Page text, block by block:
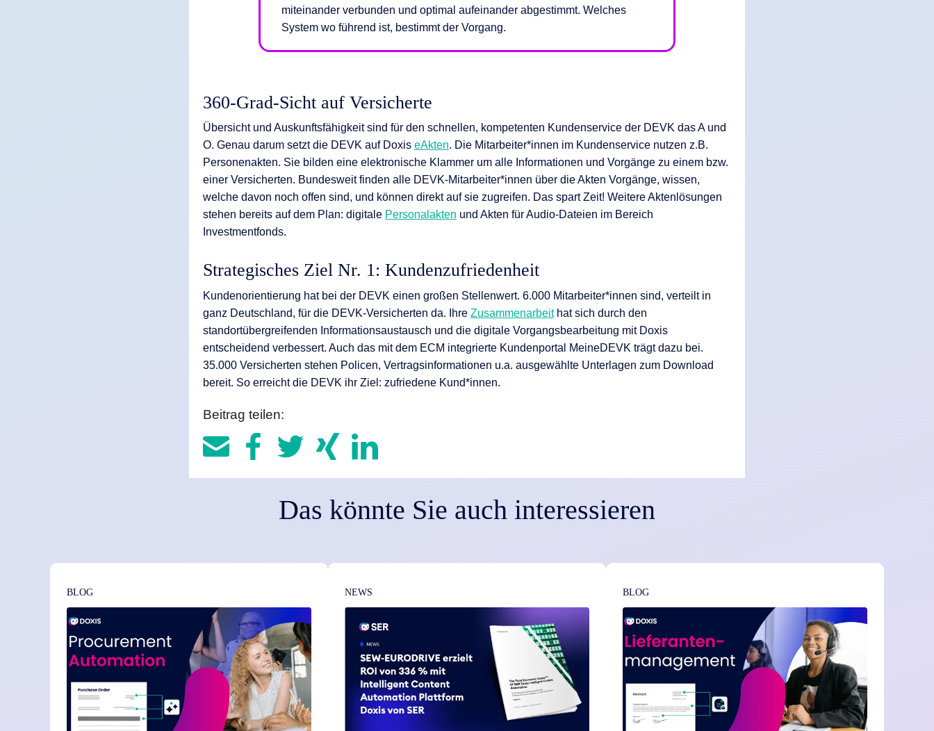
miteinander verbunden und optimal aufeinander abgestimmt. Welches
System wo führend ist, bestimmt der Vorgang.
360-Grad-Sicht auf Versicherte
Übersicht und Auskunftsfähigkeit sind für den schnellen, kompetenten Kundenservice der DEVK das A und
O. Genau darum setzt die DEVK auf Doxis eAkten. Die Mitarbeiter*innen im Kundenservice nutzen z.B.
Personenakten. Sie bilden eine elektronische Klammer um alle Informationen und Vorgänge zu einem bzw.
einer Versicherten. Bundesweit finden alle DEVK-Mitarbeiter*innen über die Akten Vorgänge, wissen,
welche davon noch offen sind, und können direkt auf sie zugreifen. Das spart Zeit! Weitere Aktenlösungen
stehen bereits auf dem Plan: digitale Personalakten und Akten für Audio-Dateien im Bereich
Investmentfonds.
Strategisches Ziel Nr. 1: Kundenzufriedenheit
Kundenorientierung hat bei der DEVK einen großen Stellenwert. 6.000 Mitarbeiter*innen sind, verteilt in
ganz Deutschland, für die DEVK-Versicherten da. Ihre Zusammenarbeithat sich durch den
standortübergreifenden Informationsaustausch und die digitale Vorgangsbearbeitung mit Doxis
entscheidend verbessert. Auch das mit dem ECM integrierte Kundenportal MeineDEVK trägt dazu bei.
35.000 Versicherten stehen Policen, Vertragsinformationen u.a. ausgewählte Unterlagen zum Download
bereit. So erreicht die DEVK ihr Ziel: zufriedene Kund*innen.
Beitrag teilen:
Das könnte Sie auch interessieren
BLOG NEWS BLOG